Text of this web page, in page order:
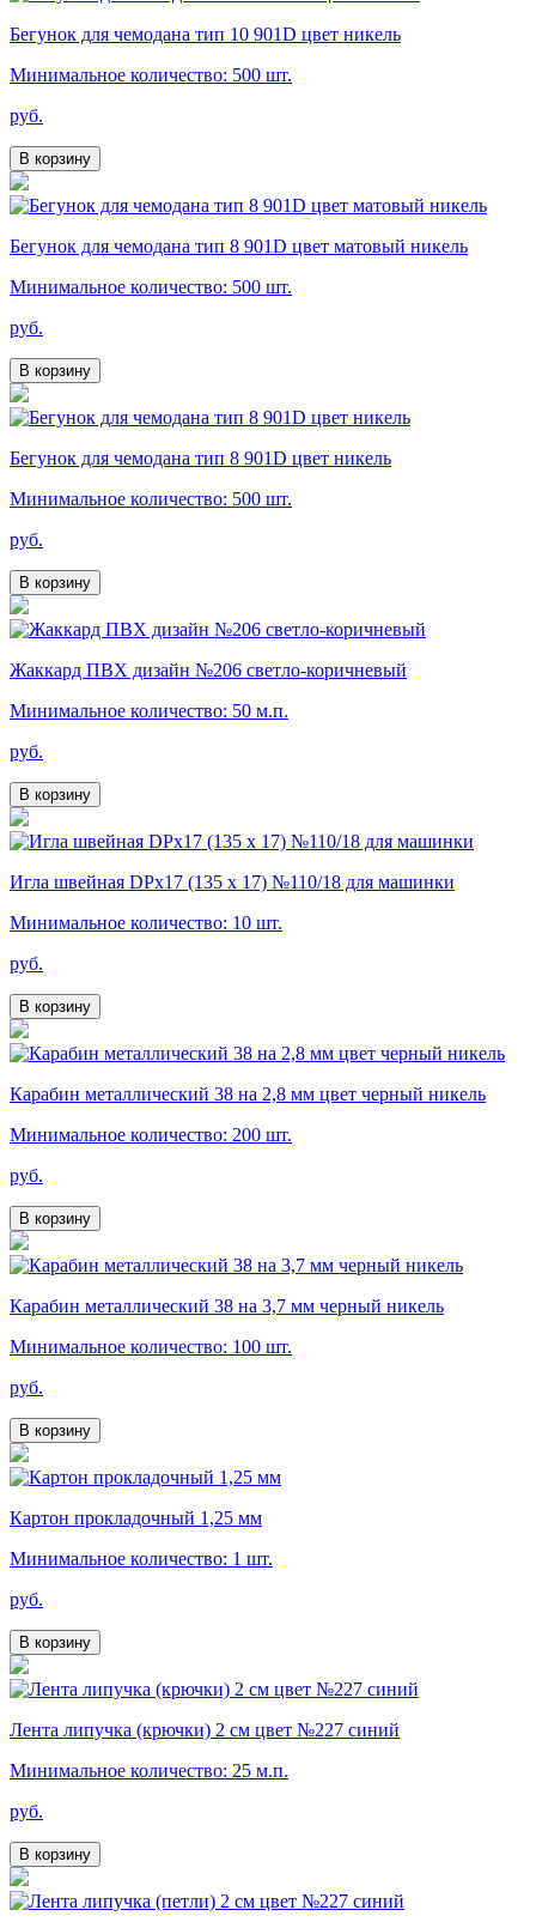
Бегунок для чемодана тип 10 901D цвет никель
Минимальное количество: 500 шт.
руб.
В корзину
Бегунок для чемодана тип 8 901D цвет матовый никель
Минимальное количество: 500 шт.
руб.
В корзину
Бегунок для чемодана тип 8 901D цвет никель
Минимальное количество: 500 шт.
руб.
В корзину
Жаккард ПВХ дизайн №206 светло-коричневый
Минимальное количество: 50 м.п.
руб.
В корзину
Игла швейная DPx17 (135 х 17) №110/18 для машинки
Минимальное количество: 10 шт.
руб.
В корзину
Карабин металлический 38 на 2,8 мм цвет черный никель
Минимальное количество: 200 шт.
руб.
В корзину
Карабин металлический 38 на 3,7 мм черный никель
Минимальное количество: 100 шт.
руб.
В корзину
Картон прокладочный 1,25 мм
Минимальное количество: 1 шт.
руб.
В корзину
Лента липучка (крючки) 2 см цвет №227 синий
Минимальное количество: 25 м.п.
руб.
В корзину